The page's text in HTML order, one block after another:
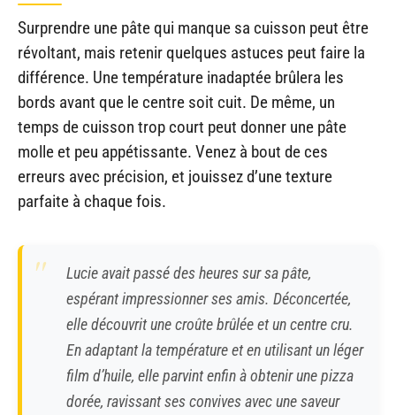
Surprendre une pâte qui manque sa cuisson peut être
révoltant, mais retenir quelques astuces peut faire la
différence. Une température inadaptée brûlera les
bords avant que le centre soit cuit. De même, un
temps de cuisson trop court peut donner une pâte
molle et peu appétissante. Venez à bout de ces
erreurs avec précision, et jouissez d’une texture
parfaite à chaque fois.
Lucie avait passé des heures sur sa pâte,
espérant impressionner ses amis. Déconcertée,
elle découvrit une croûte brûlée et un centre cru.
En adaptant la température et en utilisant un léger
film d’huile, elle parvint enfin à obtenir une pizza
dorée, ravissant ses convives avec une saveur